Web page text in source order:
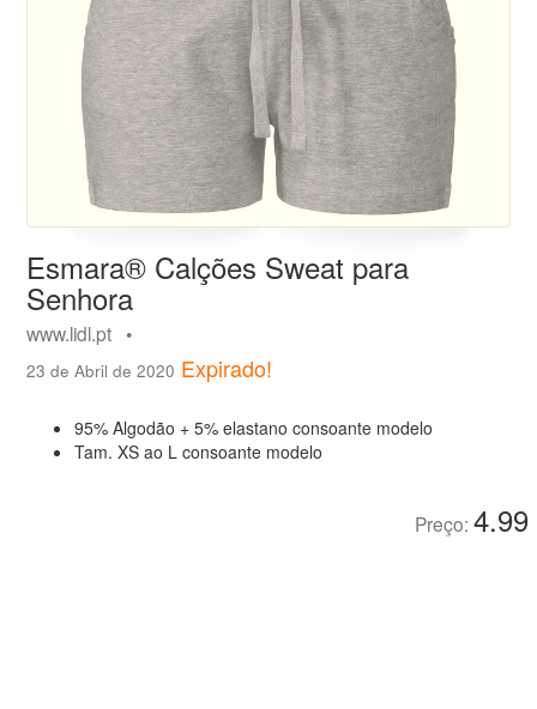
Esmara® Calções Sweat para
Senhora
www.lidl.pt •
23 de Abril de 2020 Expirado!
95% Algodão + 5% elastano consoante modelo
Tam. XS ao L consoante modelo
Preço: 4.99